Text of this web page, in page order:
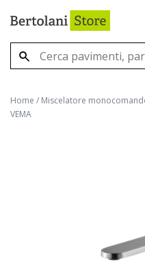
Home / Miscelatore
VEMA